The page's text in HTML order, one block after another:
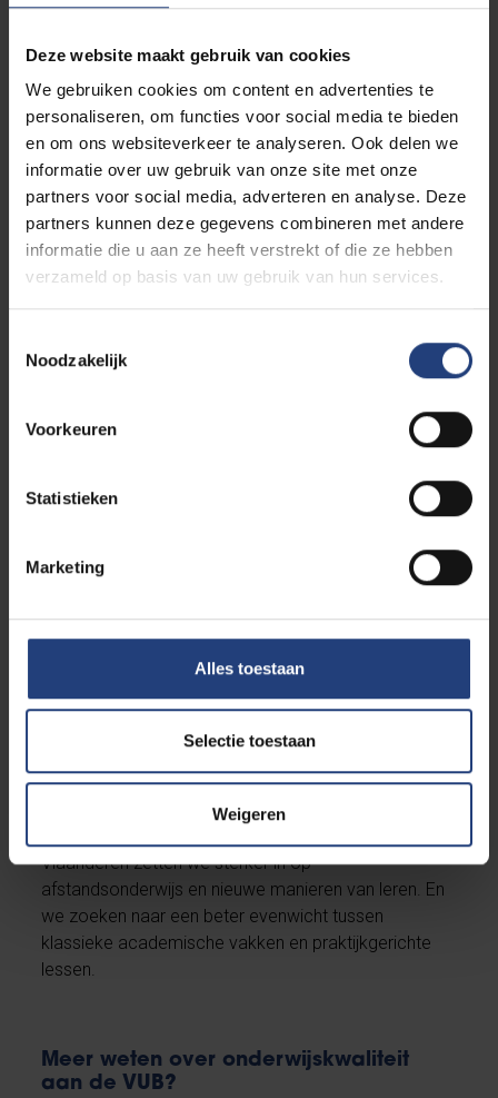
Deze website maakt gebruik van cookies
We gebruiken cookies om content en advertenties te
personaliseren, om functies voor social media te bieden
en om ons websiteverkeer te analyseren. Ook delen we
informatie over uw gebruik van onze site met onze
partners voor social media, adverteren en analyse. Deze
partners kunnen deze gegevens combineren met andere
informatie die u aan ze heeft verstrekt of die ze hebben
verzameld op basis van uw gebruik van hun services.
Noodzakelijk
Voorkeuren
Statistieken
Marketing
Alles toestaan
Selectie toestaan
Weigeren
Ontwikkelkansen
verschillen hun noden soms sterk. Daar proberen we
in het opleidingsprogramma zoveel mogelijk rekening
complexere cases
is alvast een manier om dat te
Waar is de opleiding nu al mee bezig?
De opleiding bekijkt nu structurelere samenwerkingen
van oud-studenten willen we nauwer betrekken, ook
om de vinger aan de pols te houden over de
Vlaanderen zetten we sterker in op
afstandsonderwijs en nieuwe manieren van leren. En
we zoeken naar een beter evenwicht tussen
klassieke academische vakken en praktijkgerichte
lessen.
Meer weten over onderwijskwaliteit
aan de VUB?